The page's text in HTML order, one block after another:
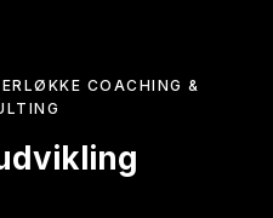
COACHING &